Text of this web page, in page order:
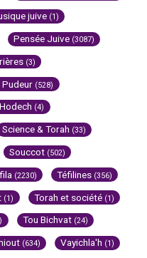
juive (1)
Pensée Juive (3087)
(3)
Pudeur (528)
(4)
Science & Torah (33)
Souccot (502)
(2230) Téfilines (356)
(1) Torah et société (1)
Tou Bichvat (24)
(634) Vayichla'h (1)